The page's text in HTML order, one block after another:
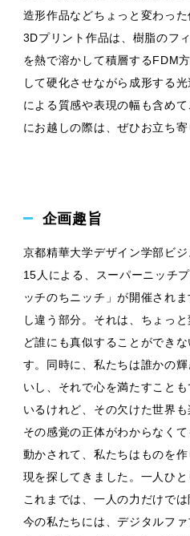
造形作品などちょっと変わった
3Dプリント作品は、樹脂のフ
を熱で溶かして積層するFDM
して硬化させながら成形する
による質感や表現の幅も含め
にお越しの際は、ぜひお立ち寄
企画趣旨
京都精華大学デザイン学部ビ
15人による、スーパーニッチ
ッチのちニッチ」が開催され
し違う部分。それは、ちょっ
ど誰にも真似することができ
す。同時に、私たちは誰かの
いし、それで心を満たすこと
いるけれど、その欠けた世界
その感覚の正体がわからなく
動かされて、私たちはものを
現を探してきました。一人ひと
これまでは、一人の力だけで
今の私たちには、デジタルフ